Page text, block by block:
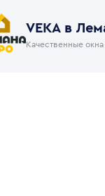
VEKA в
Качественные